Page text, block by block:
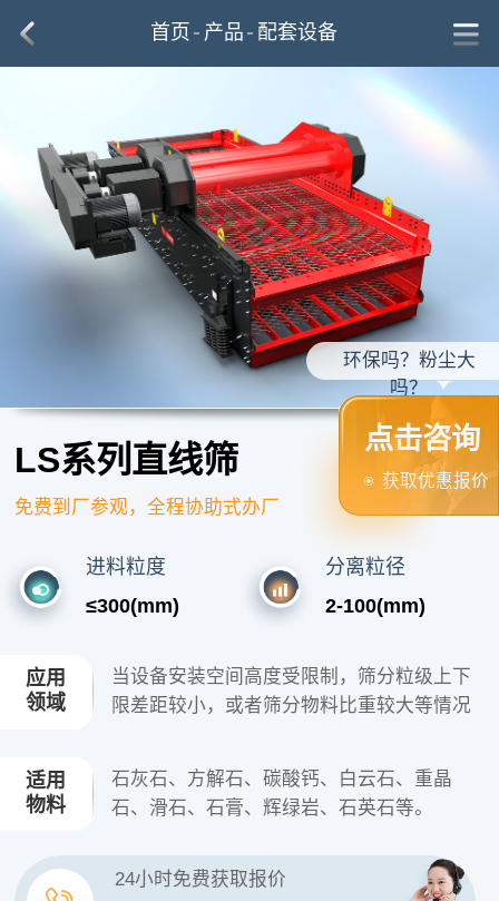
首页 产品 配套设备
环保吗？粉尘大
吗？
LS系列直线筛
免费到厂参观，全程协助式办厂
点击咨询
获取优惠报价
进料粒度
≤300(mm)
分离粒径
2-100(mm)
应用
领域
当设备安装空间高度受限制，筛分粒级上下
限差距较小，或者筛分物料比重较大等情况
适用
物料
石灰石、方解石、碳酸钙、白云石、重晶
石、滑石、石膏、辉绿岩、石英石等。
24小时免费获取报价